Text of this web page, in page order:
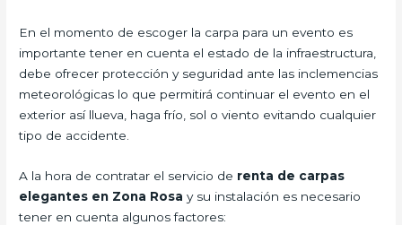
En el momento de escoger la carpa para un evento es
importante tener en cuenta el estado de la infraestructura,
debe ofrecer protección y seguridad ante las inclemencias
meteorológicas lo que permitirá continuar el evento en el
exterior así llueva, haga frío, sol o viento evitando cualquier
tipo de accidente.
A la hora de contratar el servicio de renta de carpas
elegantes en Zona Rosa y su instalación es necesario
tener en cuenta algunos factores: